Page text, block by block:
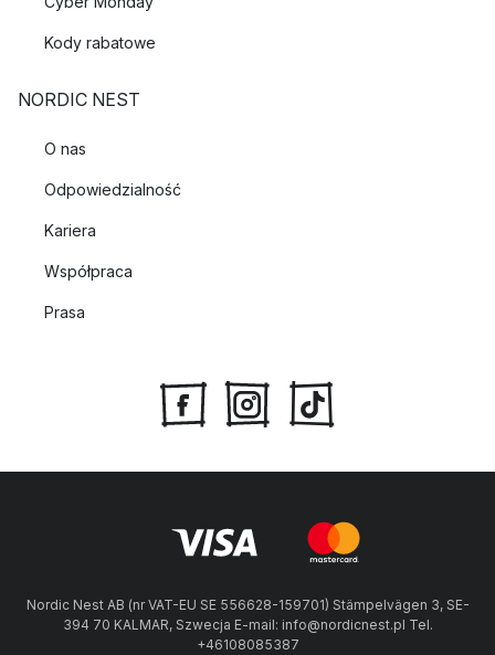
Kody rabatowe
NORDIC NEST
O nas
Odpowiedzialność
Kariera
Współpraca
Prasa
Nordic Nest AB (nr VAT-EU SE 556628-159701) Stämpelvägen 3, SE-
394 70 KALMAR, Szwecja E-mail: info@nordicnest.pl Tel.
+46108085387